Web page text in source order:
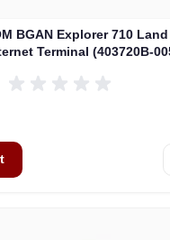
BGAN Explorer 710
Terminal (403720B-